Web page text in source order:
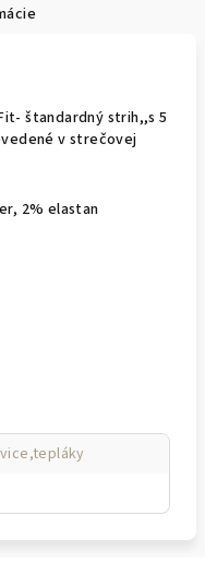
štandardný strih,,s 5
v strečovej
2% elastan